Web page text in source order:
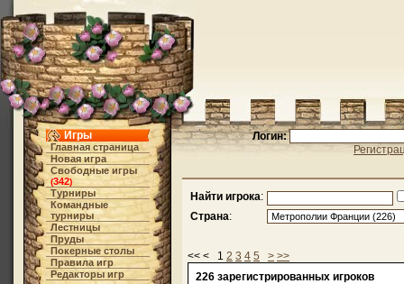
Игры
Главная страница
Новая игра
Свободные игры
(342)
Турниры
Командные
турниры
Лестницы
Пруды
Покерные столы
Правила игр
Редакторы игр
Логин:
Найти игрока:
Страна:
<< < 1 2 3 4 5 > >>
226 зарегистрированных игроков